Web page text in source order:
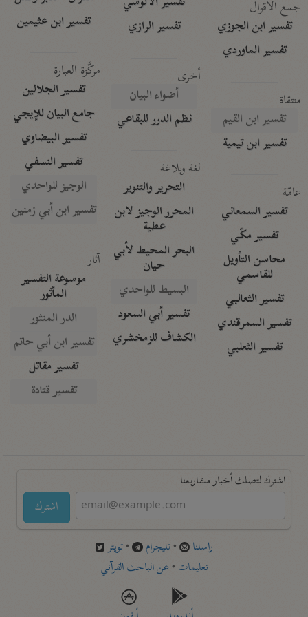
جمع الأقوال
تفسير ابن الجوزي
تفسير الماوردي
منتقاة
تفسير ابن القيم
تفسير ابن تيمية
عامّة
تفسير السمعاني
تفسير مكّي
محاسن التأويل
للقاسمي
تفسير الثعالبي
تفسير السمرقندي
تفسير الثعلبي
تفسير الرازي
أخرى
أضواء البيان
نظم الدرر للبقاعي
لغة وبلاغة
التحرير والتنوير
المحرر الوجيز لابن
عطية
البحر المحيط لأبي
حيان
البسيط للواحدي
تفسير أبي السعود
الكشاف للزمخشري
تفسير ابن عثيمين
مركَّزة العبارة
تفسير الجلالين
جامع البيان للإيجي
تفسير البيضاوي
تفسير النسفي
الوجيز للواحدي
تفسير ابن أبي زمنين
آثار
موسوعة التفسير
المأثور
الدر المنثور
تفسير ابن أبي حاتم
تفسير مقاتل
تفسير قتادة
اشترك لتصلك أخبار مشاريعنا
اشترك
راسلنا •تليجرام •تويتر
تعليمات •عن الباحث القرآني